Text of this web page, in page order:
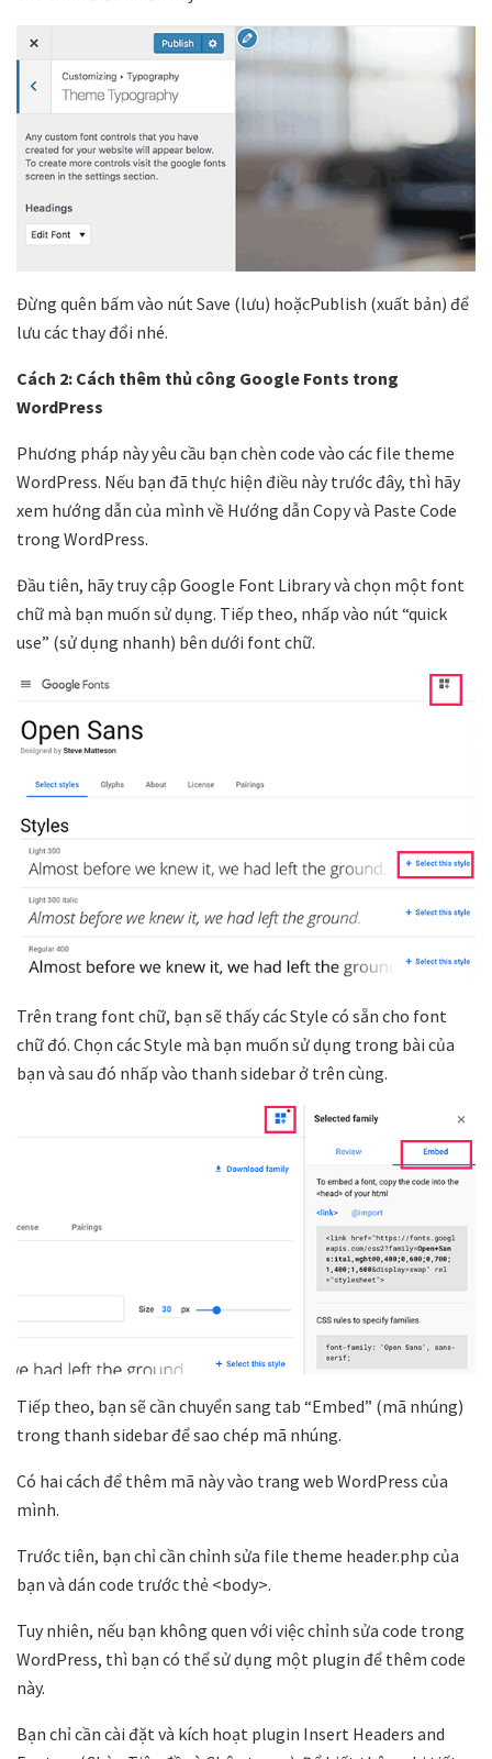
Đừng quên bấm vào nút Save (lưu) hoặcPublish (xuất bản) để
lưu các thay đổi nhé.
Cách 2: Cách thêm thủ công Google Fonts trong
WordPress
Phương pháp này yêu cầu bạn chèn code vào các file theme
WordPress. Nếu bạn đã thực hiện điều này trước đây, thì hãy
xem hướng dẫn của mình về Hướng dẫn Copy và Paste Code
trong WordPress.
Đầu tiên, hãy truy cập Google Font Library và chọn một font
chữ mà bạn muốn sử dụng. Tiếp theo, nhấp vào nút “quick
use” (sử dụng nhanh) bên dưới font chữ.
Trên trang font chữ, bạn sẽ thấy các Style có sẵn cho font
chữ đó. Chọn các Style mà bạn muốn sử dụng trong bài của
bạn và sau đó nhấp vào thanh sidebar ở trên cùng.
Tiếp theo, bạn sẽ cần chuyển sang tab “Embed” (mã nhúng)
trong thanh sidebar để sao chép mã nhúng.
Có hai cách để thêm mã này vào trang web WordPress của
mình.
Trước tiên, bạn chỉ cần chỉnh sửa file theme header.php của
bạn và dán code trước thẻ <body>.
Tuy nhiên, nếu bạn không quen với việc chỉnh sửa code trong
WordPress, thì bạn có thể sử dụng một plugin để thêm code
này.
Bạn chỉ cần cài đặt và kích hoạt plugin Insert Headers and